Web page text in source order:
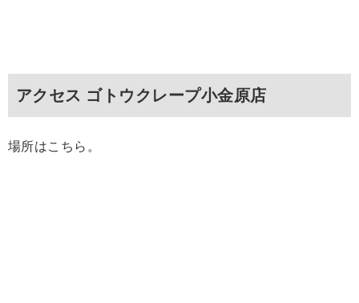
アクセス ゴトウクレープ小金原店
場所はこちら。